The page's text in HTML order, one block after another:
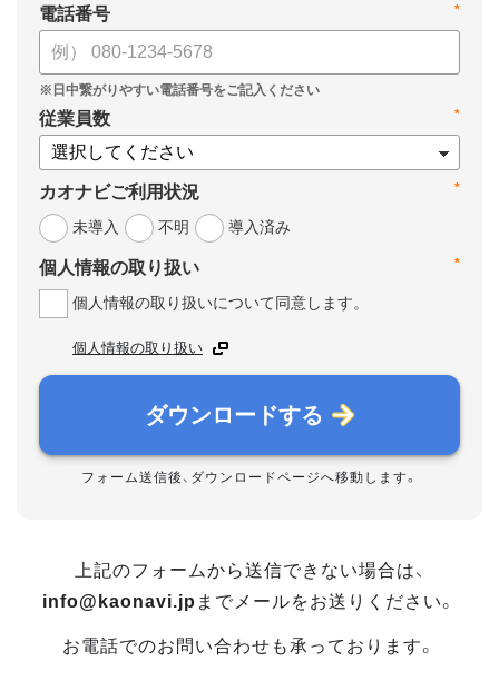
*
電話番号
*
従業員数
*
カオナビご利用状況
未導入
不明 導入済み
*
個人情報の取り扱い
個人情報の取り扱いについて同意します。
個人情報の取り扱い
ダウンロードする
フォーム送信後、ダウンロードページへ移動します。
上記のフォームから送信できない場合は、
info@kaonavi.jp までメールをお送りください。
お電話でのお問い合わせも承っております。